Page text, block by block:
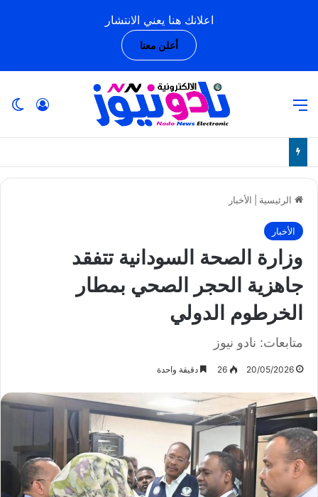
اعلانك هنا يعني الانتشار
أعلن معنا
الرئيسية الأخبار
الأخبار
وزارة الصحة السودانية تتفقد
جاهزية الحجر الصحي بمطار
الخرطوم الدولي
متابعات: نادو نيوز
20/05/2026
26 دقيقة واحدة